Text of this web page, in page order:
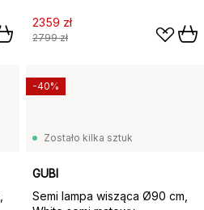
2359 zł
2799 zł
Zostało kilka sztuk
GUBI
Semi lampa wisząca Ø90 cm,
-40%